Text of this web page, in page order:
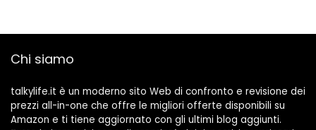
Chi siamo
talkylife.it è un moderno sito Web di confronto e revisione dei
prezzi all-in-one che offre le migliori offerte disponibili su
Amazon e ti tiene aggiornato con gli ultimi blog aggiunti.